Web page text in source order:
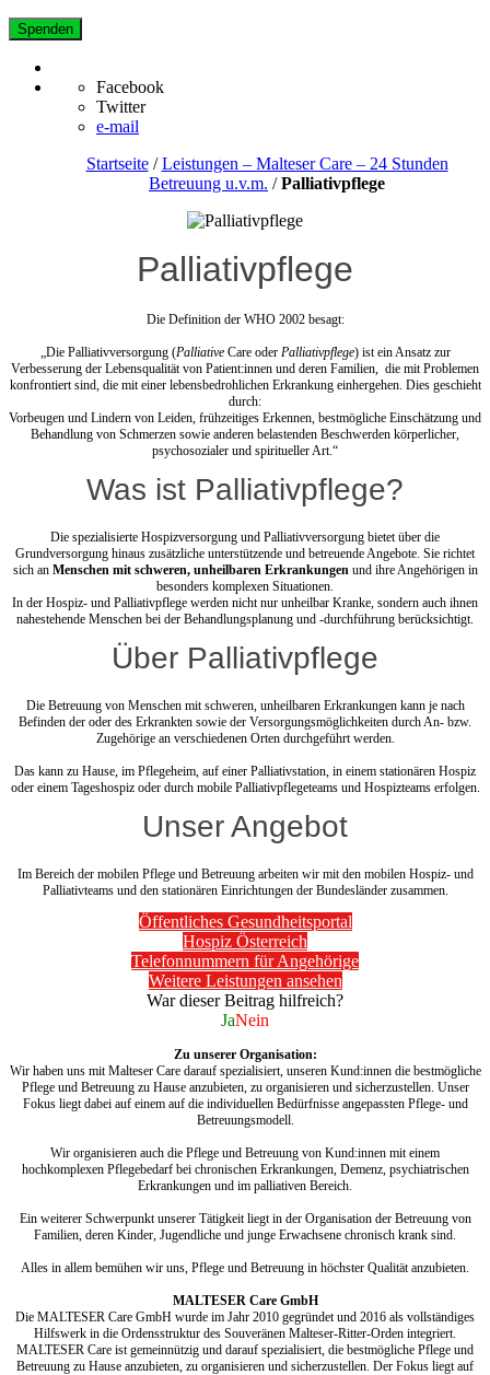
Spenden
Facebook
Twitter
e-mail
Startseite/Leistungen – Malteser Care – 24 Stunden
Betreuung u.v.m. /Palliativpflege
Palliativpflege
Die Definition der WHO 2002 besagt:
„Die Palliativversorgung (PalliativeCare oder Palliativpflege) ist ein Ansatz zur
Verbesserung der Lebensqualität von Patient:innen und deren Familien, die mit Problemen
konfrontiert sind, die mit einer lebensbedrohlichen Erkrankung einhergehen. Dies geschieht
durch:
Vorbeugen und Lindern von Leiden, frühzeitiges Erkennen, bestmögliche Einschätzung und
Behandlung von Schmerzen sowie anderen belastenden Beschwerden körperlicher,
psychosozialer und spiritueller Art.“
Was ist Palliativpflege?
Die spezialisierte Hospizversorgung und Palliativversorgung bietet über die
Grundversorgung hinaus zusätzliche unterstützende und betreuende Angebote. Sie richtet
sich an Menschen mit schweren, unheilbaren Erkrankungenund ihre Angehörigen in
besonders komplexen Situationen.
In der Hospiz- und Palliativpflege werden nicht nur unheilbar Kranke, sondern auch ihnen
nahestehende Menschen bei der Behandlungsplanung und -durchführung berücksichtigt.
Über Palliativpflege
Die Betreuung von Menschen mit schweren, unheilbaren Erkrankungen kann je nach
Befinden der oder des Erkrankten sowie der Versorgungsmöglichkeiten durch An- bzw.
Zugehörige an verschiedenen Orten durchgeführt werden.
Das kann zu Hause, im Pflegeheim, auf einer Palliativstation, in einem stationären Hospiz
oder einem Tageshospiz oder durch mobile Palliativpflegeteams und Hospizteams erfolgen.
Unser Angebot
Im Bereich der mobilen Pflege und Betreuung arbeiten wir mit den mobilen Hospiz- und
Palliativteams und den stationären Einrichtungen der Bundesländer zusammen.
Öffentliches Gesundheitsportal
Hospiz Österreich
Telefonnummern für Angehörige
Weitere Leistungen ansehen
War dieser Beitrag hilfreich?
JaNein
Zu unserer Organisation:
Wir haben uns mit Malteser Care darauf spezialisiert, unseren Kund:innen die bestmögliche
Pflege und Betreuung zu Hause anzubieten, zu organisieren und sicherzustellen. Unser
Fokus liegt dabei auf einem auf die individuellen Bedürfnisse angepassten Pflege- und
Betreuungsmodell.
Wir organisieren auch die Pflege und Betreuung von Kund:innen mit einem
hochkomplexen Pflegebedarf bei chronischen Erkrankungen, Demenz, psychiatrischen
Erkrankungen und im palliativen Bereich.
Ein weiterer Schwerpunkt unserer Tätigkeit liegt in der Organisation der Betreuung von
Familien, deren Kinder, Jugendliche und junge Erwachsene chronisch krank sind.
Alles in allem bemühen wir uns, Pflege und Betreuung in höchster Qualität anzubieten.
MALTESER Care GmbH
Die MALTESER Care GmbH wurde im Jahr 2010 gegründet und 2016 als vollständiges
Hilfswerk in die Ordensstruktur des Souveränen Malteser-Ritter-Orden integriert.
MALTESER Care ist gemeinnützig und darauf spezialisiert, die bestmögliche Pflege und
Betreuung zu Hause anzubieten, zu organisieren und sicherzustellen. Der Fokus liegt auf